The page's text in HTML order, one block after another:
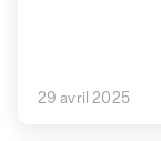
29 avril 2025